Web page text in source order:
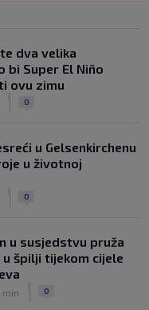
na klupu
govorio o Vuškoviću:
dva velika
bi Super El Niño
ovu zimu
0
u Gelsenkirchenu
u životnoj
0
u susjedstvu pruža
špilji tijekom cijele
min 0